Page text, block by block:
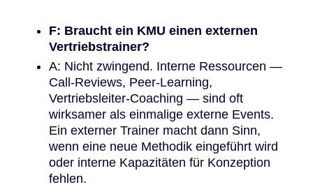
F: Braucht ein KMU einen externen
Vertriebstrainer?
A: Nicht zwingend. Interne Ressourcen —
Call-Reviews, Peer-Learning,
Vertriebsleiter-Coaching — sind oft
wirksamer als einmalige externe Events.
Ein externer Trainer macht dann Sinn,
wenn eine neue Methodik eingeführt wird
oder interne Kapazitäten für Konzeption
fehlen.